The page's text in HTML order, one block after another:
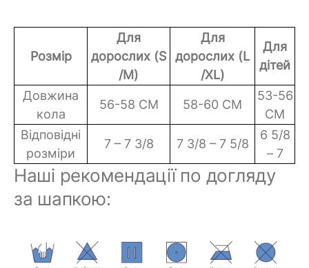
Розмір
Для
дорослих (S
/M)
Для
дорослих (L
/XL)
Для
дітей
Довжина
кола
56-58 СМ 58-60 СМ
53-56
СМ
Відповідні
розміри
7 – 7 3/8 7 3/8 – 7 5/8
6 5/8
– 7
Наші рекомендації по догляду
за шапкою: